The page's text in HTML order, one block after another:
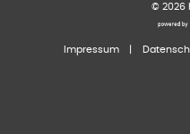
© 2026
Impressum